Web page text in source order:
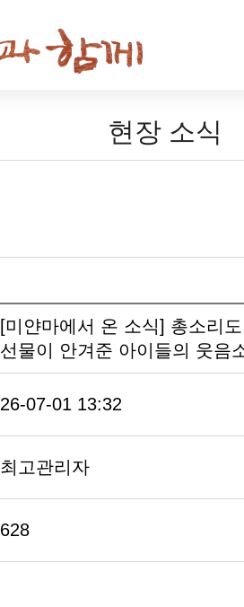
현장 소식
[미얀마에서 온 소식] 총소리
선물이 안겨준 아이들의 웃음
26-07-01 13:32
최고관리자
628